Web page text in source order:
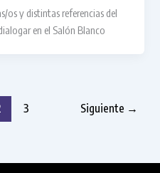
os y distintas referencias del
en el Salón Blanco
3 Siguiente →